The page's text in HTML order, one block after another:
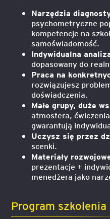
Narzędzia
psychometryczne
kompetencje na
samoświadomość.
Indywidualna
dopasowany do
Praca na
rozwiązujesz
doświadczenia.
Małe grupy, duże
atmosfera,
gwarantują
Uczysz się przez
scenki.
Materiały
prezentacje +
menedżera jako
Program szkolenia